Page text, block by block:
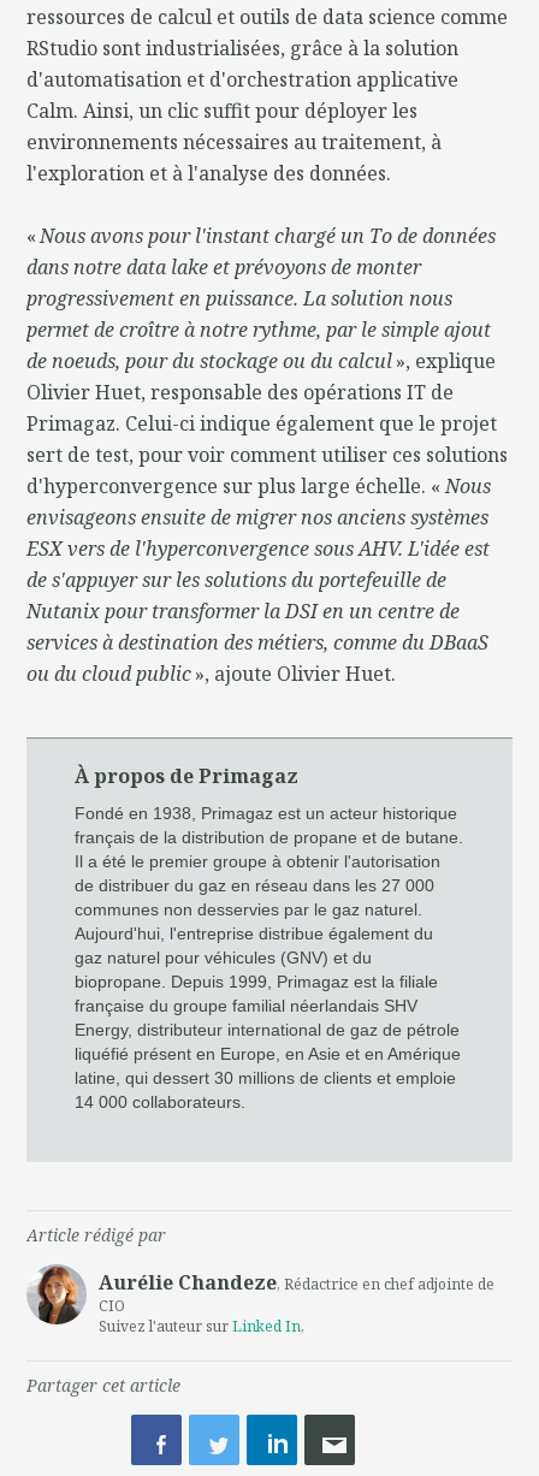
ressources de calcul et outils de data science comme
RStudio sont industrialisées, grâce à la solution
d'automatisation et d'orchestration applicative
Calm. Ainsi, un clic suffit pour déployer les
environnements nécessaires au traitement, à
l'exploration et à l'analyse des données.
«Nous avons pour l'instant chargé un To de données
dans notre data lake et prévoyons de monter
progressivement en puissance. La solution nous
permet de croître à notre rythme, par le simple ajout
de noeuds, pour du stockage ou du calcul», explique
Olivier Huet, responsable des opérations IT de
Primagaz. Celui-ci indique également que le projet
sert de test, pour voir comment utiliser ces solutions
d'hyperconvergence sur plus large échelle. «Nous
envisageons ensuite de migrer nos anciens systèmes
ESX vers de l'hyperconvergence sous AHV. L'idée est
de s'appuyer sur les solutions du portefeuille de
Nutanix pour transformer la DSI en un centre de
services à destination des métiers, comme du DBaaS
ou du cloud public», ajoute Olivier Huet.
À propos de Primagaz
Fondé en 1938, Primagaz est un acteur historique
français de la distribution de propane et de butane.
Il a été le premier groupe à obtenir l'autorisation
de distribuer du gaz en réseau dans les 27 000
communes non desservies par le gaz naturel.
Aujourd'hui, l'entreprise distribue également du
gaz naturel pour véhicules (GNV) et du
biopropane. Depuis 1999, Primagaz est la filiale
française du groupe familial néerlandais SHV
Energy, distributeur international de gaz de pétrole
liquéfié présent en Europe, en Asie et en Amérique
latine, qui dessert 30 millions de clients et emploie
14 000 collaborateurs.
Article rédigé par
Aurélie Chandeze, Rédactrice en chef adjointe de
CIO
Suivez l'auteur surLinked In,
Partager cet article